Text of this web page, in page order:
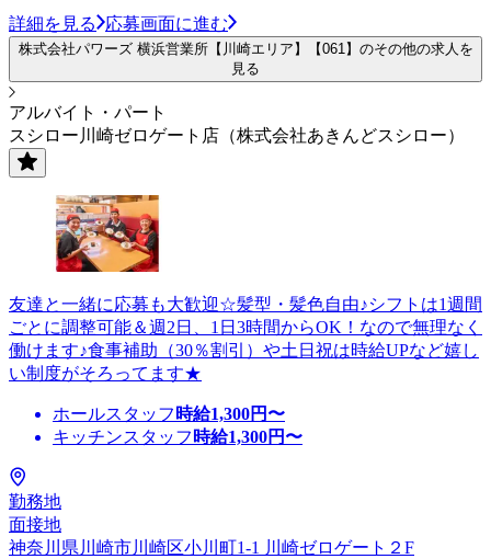
詳細を見る 応募画面に進む
株式会社パワーズ 横浜営業所【川崎エリア】【061】のその他の求人を
見る
アルバイト・パート
スシロー川崎ゼロゲート店（株式会社あきんどスシロー）
友達と一緒に応募も大歓迎☆髪型・髪色自由♪シフトは1週間
ごとに調整可能＆週2日、1日3時間からOK！なので無理なく
働けます♪食事補助（30％割引）や土日祝は時給UPなど嬉し
い制度がそろってます★
ホールスタッフ 時給1,300円〜
キッチンスタッフ 時給1,300円〜
勤務地
面接地
神奈川県川崎市川崎区小川町1-1 川崎ゼロゲート２F